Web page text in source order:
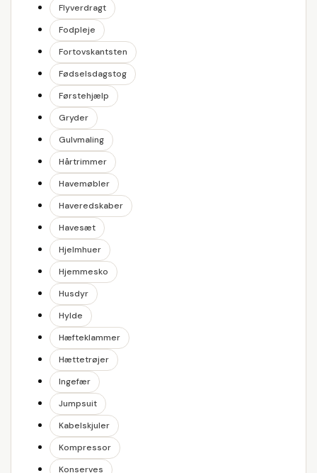
Flyverdragt
Fodpleje
Fortovskantsten
Fødselsdagstog
Førstehjælp
Gryder
Gulvmaling
Hårtrimmer
Havemøbler
Haveredskaber
Havesæt
Hjelmhuer
Hjemmesko
Husdyr
Hylde
Hæfteklammer
Hættetrøjer
Ingefær
Jumpsuit
Kabelskjuler
Kompressor
Konserves